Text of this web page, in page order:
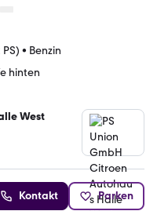
• Benzin
hinten
West
Kontakt Parken